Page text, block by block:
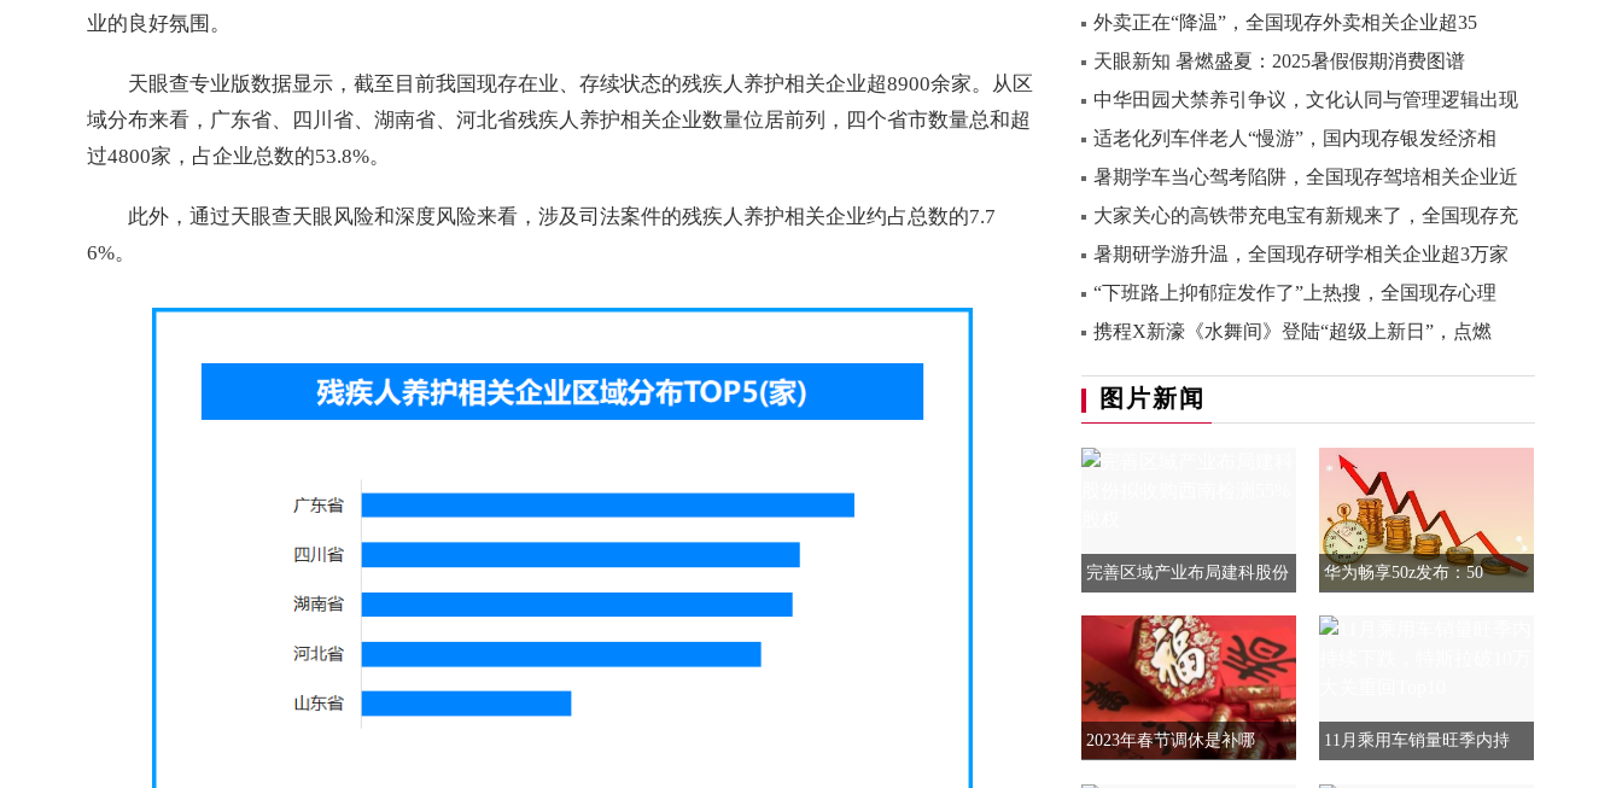
业的良好氛围。
天眼查专业版数据显示，截至目前我国现存在业、存续状态的残疾人养护相关企业超8900余家。从区
域分布来看，广东省、四川省、湖南省、河北省残疾人养护相关企业数量位居前列，四个省市数量总和超
过4800家，占企业总数的53.8%。
此外，通过天眼查天眼风险和深度风险来看，涉及司法案件的残疾人养护相关企业约占总数的7.7
6%。
外卖正在“降温”，全国现存外卖相关企业超35
天眼新知 暑燃盛夏：2025暑假假期消费图谱
中华田园犬禁养引争议，文化认同与管理逻辑出现
适老化列车伴老人“慢游”，国内现存银发经济相
暑期学车当心驾考陷阱，全国现存驾培相关企业近
大家关心的高铁带充电宝有新规来了，全国现存充
暑期研学游升温，全国现存研学相关企业超3万家
“下班路上抑郁症发作了”上热搜，全国现存心理
携程X新濠《水舞间》登陆“超级上新日”，点燃
图片新闻
完善区域产业布局建科股份 华为畅享50z发布：50
2023年春节调休是补哪 11月乘用车销量旺季内持